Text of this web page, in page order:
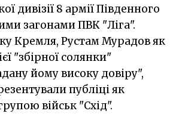
дивізії 8 армії Південного
загонами ПВК "Ліга".
Кремля, Рустам Мурадов як
"збірної солянки"
йому високу довіру",
публіці як
військ "Схід".